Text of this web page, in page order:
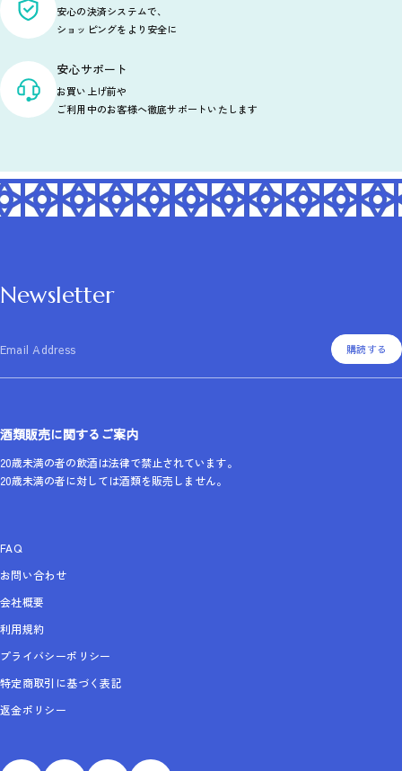
安心の決済システムで、
ショッピングをより安全に
安心サポート
お買い上げ前や
ご利用中のお客様へ徹底サポートいたします
Newsletter
Email Address 購読する
酒類販売に関するご案内
20歳未満の者の飲酒は法律で禁止されています。
20歳未満の者に対しては酒類を販売しません。
FAQ
お問い合わせ
会社概要
利用規約
プライバシーポリシー
特定商取引に基づく表記
返金ポリシー